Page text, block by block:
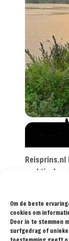
Om de beste
cookies om
Door in te stemmen
surfgedrag of unieke
Reisprins.nl
praktische
reiziger.